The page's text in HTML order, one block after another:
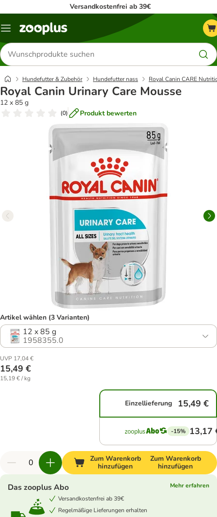
Versandkostenfrei ab 39€
Menü
Produkte
suchen
Hundefutter & Zubehör Hundefutter nass Royal Canin CARE
Royal Canin Urinary Care Mousse
12 x 85 g
(0) Produkt bewerten
Artikel wählen (3 Varianten)
12 x 85 g
1958355.0
UVP 17,04 €
15,49 €
15,19 € / kg
Einzellieferung 15,49 €
-15% 13,17
Zum Warenkorb
hinzufügen
Zum Warenkorb
hinzufügen
Das zooplus Abo
Mehr erfahren
Versandkostenfrei ab 39€
Regelmäßige Lieferungen erhalten